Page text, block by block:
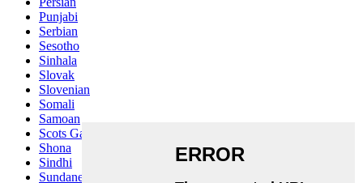
Punjabi
Serbian
Sesotho
Sinhala
Slovak
Slovenian
Somali
Samoan
Scots Gaelic
Shona
Sindhi
Sundanese